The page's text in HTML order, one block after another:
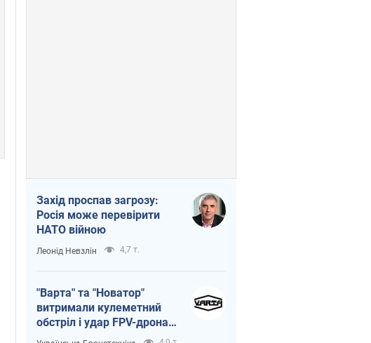
Захід проспав загрозу:
Росія може перевірити
НАТО війною
Леонід Невзлін 4,7 т.
"Варта" та "Новатор"
витримали кулеметний
обстріл і удар FPV-дрона,
врятувавши життя